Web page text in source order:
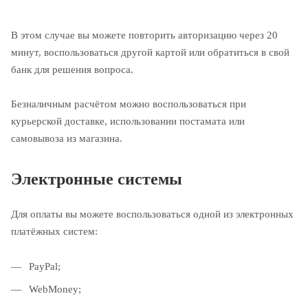
В этом случае вы можете повторить авторизацию через 20
минут, воспользоваться другой картой или обратиться в свой
банк для решения вопроса.
Безналичным расчётом можно воспользоваться при
курьерской доставке, использовании постамата или
самовывоза из магазина.
Электронные системы
Для оплаты вы можете воспользоваться одной из электронных
платёжных систем:
PayPal;
WebMoney;